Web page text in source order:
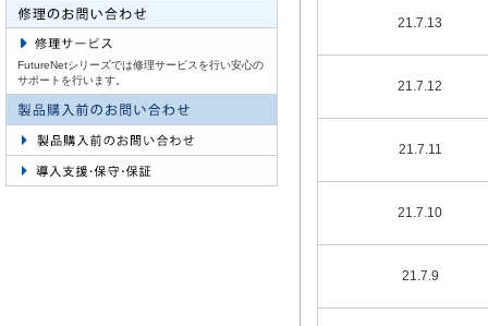
21.7.13
21.7.12
21.7.11
21.7.10
21.7.9
FutureNetシリーズでは修理サービスを行い安心の
サポートを行います。